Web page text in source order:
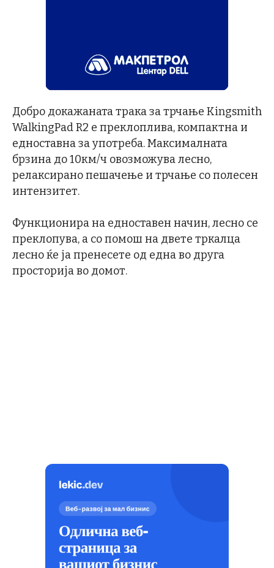
Добро докажаната трака за трчање Kingsmith
WalkingPad R2 е преклоплива, компактна и
едноставна за употреба. Максималната
брзина до 10км/ч овозможува лесно,
релаксирано пешачење и трчање со полесен
интензитет.
Функционира на едноставен начин, лесно се
преклопува, а со помош на двете тркалца
лесно ќе ја пренесете од една во друга
просторија во домот.